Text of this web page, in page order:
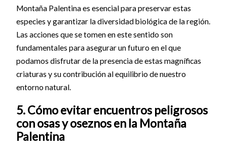
Montaña Palentina es esencial para preservar estas
especies y garantizar la diversidad biológica de la región.
Las acciones que se tomen en este sentido son
fundamentales para asegurar un futuro en el que
podamos disfrutar de la presencia de estas magníficas
criaturas y su contribución al equilibrio de nuestro
entorno natural.
5. Cómo evitar encuentros peligrosos
con osas y oseznos en la Montaña
Palentina